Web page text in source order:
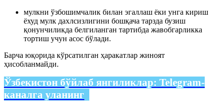
мулкни ўзбошимчалик билан эгаллаш ёки унга кириш
ёхуд мулк дахлсизлигини бошқача тарзда бузиш
қонунчиликда белгиланган тартибда жавобгарликка
тортиш учун асос бўлади.
Барча юқорида кўрсатилган ҳаракатлар жиноят
ҳисобланмайди.
Ўзбекистон бўйлаб янгиликлар: Telegram-
каналга уланинг